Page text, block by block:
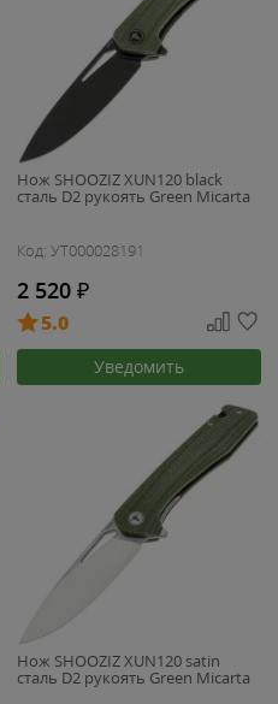
Нож SHOOZIZ XUN120 black
сталь D2 рукоять Green Micarta
Код: УТ000028191
2 520 ₽
5.0
Уведомить
Нож SHOOZIZ XUN120 satin
сталь D2 рукоять Green Micarta